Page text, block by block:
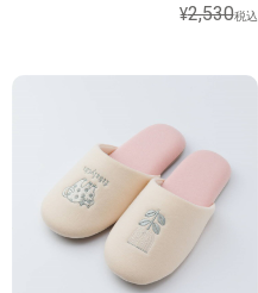
¥2,530税込